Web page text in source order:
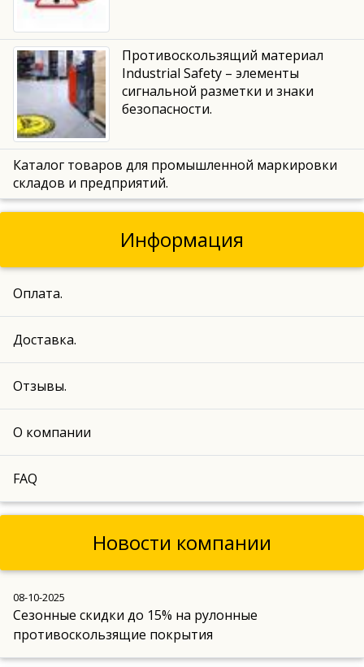
Противоскользящий материал
Industrial Safety – элементы
сигнальной разметки и знаки
безопасности.
Каталог товаров для промышленной маркировки
складов и предприятий.
Информация
Оплата.
Доставка.
Отзывы.
О компании
FAQ
Новости компании
08-10-2025
Сезонные скидки до 15% на рулонные
противоскользящие покрытия